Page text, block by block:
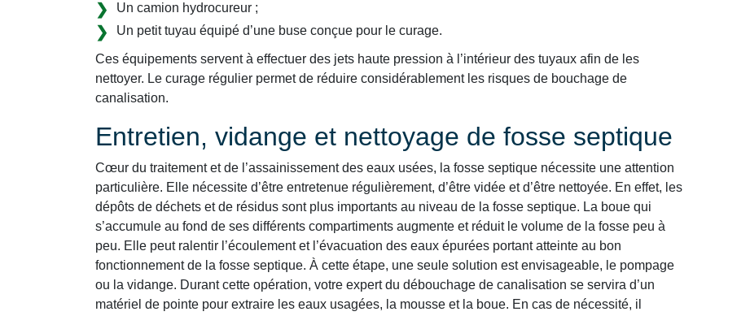
Un camion hydrocureur ;
Un petit tuyau équipé d’une buse conçue pour le curage.
Ces équipements servent à effectuer des jets haute pression à l’intérieur des tuyaux afin de les
nettoyer. Le curage régulier permet de réduire considérablement les risques de bouchage de
canalisation.
Entretien, vidange et nettoyage de fosse septique
Cœur du traitement et de l’assainissement des eaux usées, la fosse septique nécessite une attention
particulière. Elle nécessite d’être entretenue régulièrement, d’être vidée et d’être nettoyée. En effet, les
dépôts de déchets et de résidus sont plus importants au niveau de la fosse septique. La boue qui
s’accumule au fond de ses différents compartiments augmente et réduit le volume de la fosse peu à
peu. Elle peut ralentir l’écoulement et l’évacuation des eaux épurées portant atteinte au bon
fonctionnement de la fosse septique. À cette étape, une seule solution est envisageable, le pompage
ou la vidange. Durant cette opération, votre expert du débouchage de canalisation se servira d’un
matériel de pointe pour extraire les eaux usagées, la mousse et la boue. En cas de nécessité, il